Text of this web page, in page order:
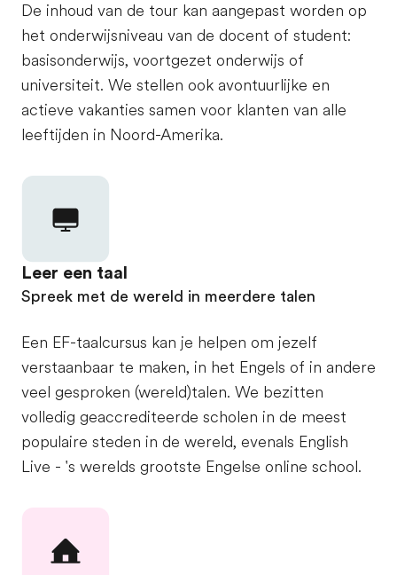
De inhoud van de tour kan aangepast worden op
het onderwijsniveau van de docent of student:
basisonderwijs, voortgezet onderwijs of
universiteit. We stellen ook avontuurlijke en
actieve vakanties samen voor klanten van alle
leeftijden in Noord-Amerika.
Leer een taal
Spreek met de wereld in meerdere talen
Een EF-taalcursus kan je helpen om jezelf
verstaanbaar te maken, in het Engels of in andere
veel gesproken (wereld)talen. We bezitten
volledig geaccrediteerde scholen in de meest
populaire steden in de wereld, evenals English
Live - 's werelds grootste Engelse online school.